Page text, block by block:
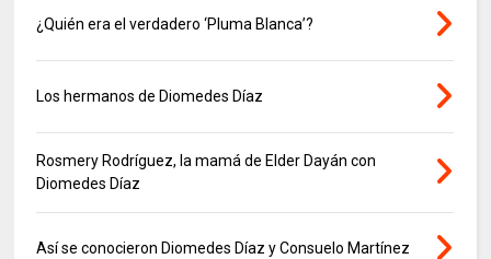
¿Quién era el verdadero ‘Pluma Blanca’?
Los hermanos de Diomedes Díaz
Rosmery Rodríguez, la mamá de Elder Dayán con
Diomedes Díaz
Así se conocieron Diomedes Díaz y Consuelo Martínez